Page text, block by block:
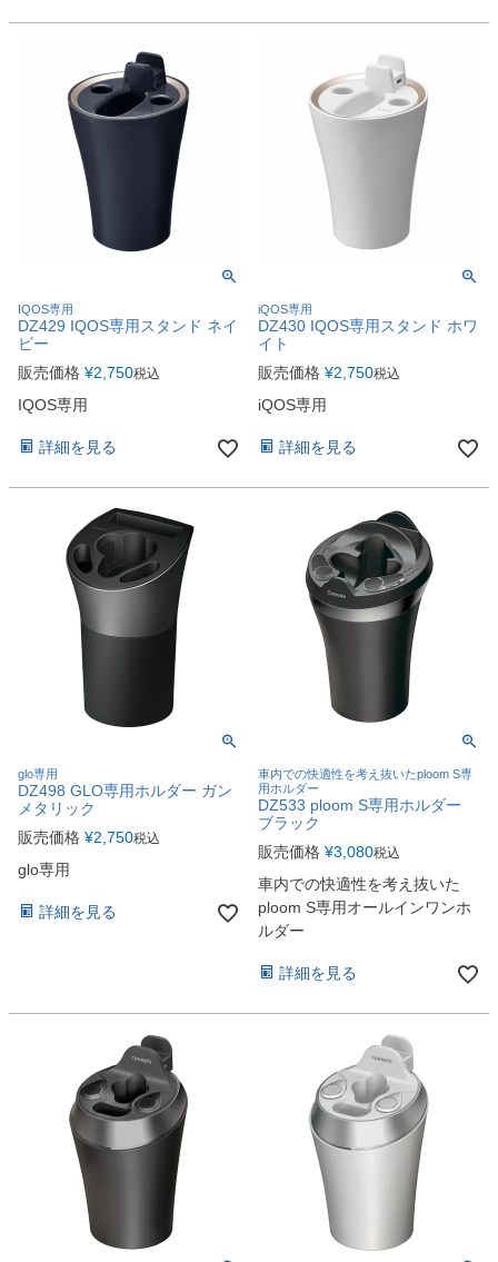
IQOS専用
DZ429 IQOS専用スタンド ネイ
ビー
販売価格 ¥2,750税込
IQOS専用
詳細を見る
iQOS専用
DZ430 IQOS専用スタンド ホワ
イト
販売価格 ¥2,750税込
iQOS専用
詳細を見る
glo専用
DZ498 GLO専用ホルダー ガン
メタリック
販売価格 ¥2,750税込
glo専用
詳細を見る
車内での快適性を考え抜いたploom S専
用ホルダー
DZ533 ploom S専用ホルダー
ブラック
販売価格 ¥3,080税込
車内での快適性を考え抜いた
ploom S専用オールインワンホ
ルダー
詳細を見る